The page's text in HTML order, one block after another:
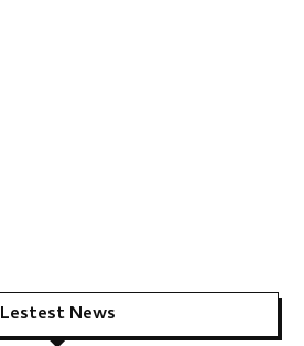
Lestest News